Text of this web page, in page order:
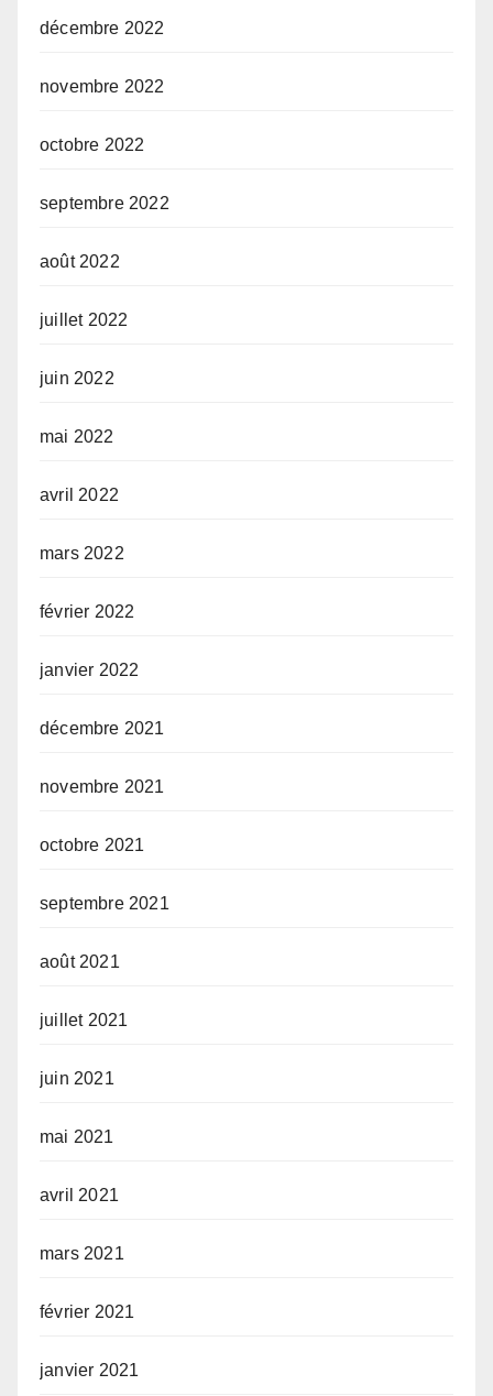
décembre 2022
novembre 2022
octobre 2022
septembre 2022
août 2022
juillet 2022
juin 2022
mai 2022
avril 2022
mars 2022
février 2022
janvier 2022
décembre 2021
novembre 2021
octobre 2021
septembre 2021
août 2021
juillet 2021
juin 2021
mai 2021
avril 2021
mars 2021
février 2021
janvier 2021